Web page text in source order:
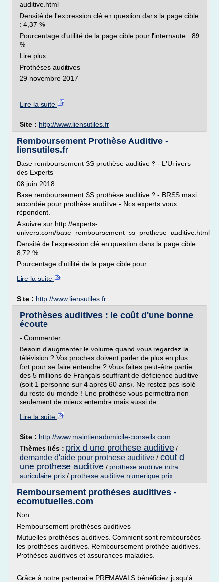
auditive.html
Densité de l'expression clé en question dans la page cible
: 4,37 %
Pourcentage d'utilité de la page cible pour l'internaute : 89
%
Lire plus :
Prothèses auditives
29 novembre 2017
Lire la suite
Site : http://www.liensutiles.fr
Remboursement Prothèse Auditive -
liensutiles.fr
Base remboursement SS prothèse auditive ? - L'Univers
des Experts
08 juin 2018
Base remboursement SS prothèse auditive ? - BRSS maxi
accordée pour prothèse auditive - Nos experts vous
répondent.
A suivre sur http://experts-
univers.com/base_remboursement_ss_prothese_auditive.html
Densité de l'expression clé en question dans la page cible :
8,72 %
Pourcentage d'utilité de la page cible pour...
Lire la suite
Site : http://www.liensutiles.fr
Prothèses auditives : le coût d'une bonne
écoute
- Commenter
Besoin d'augmenter le volume quand vous regardez la
télévision ? Vos proches doivent parler de plus en plus
fort pour se faire entendre ? Vous faites peut-être partie
des 5 millions de Français souffrant de déficience auditive
(soit 1 personne sur 4 après 60 ans). Ne restez pas isolé
du reste du monde ! Une prothèse vous permettra non
seulement de mieux entendre mais aussi de...
Lire la suite
Site : http://www.maintienadomicile-conseils.com
Thèmes liés : prix d une prothese auditive /
demande d'aide pour prothese auditive / cout d
une prothese auditive / prothese auditive intra
auriculaire prix / prothese auditive numerique prix
Remboursement prothèses auditives -
ecomutuelles.com
Non
Remboursement prothèses auditives
Mutuelles prothèses auditives. Comment sont remboursées
les prothèses auditives. Remboursement prothèe auditives.
Prothèses auditives et assurances maladies.
Grâce à notre partenaire PREMAVALS bénéficiez jusqu'à